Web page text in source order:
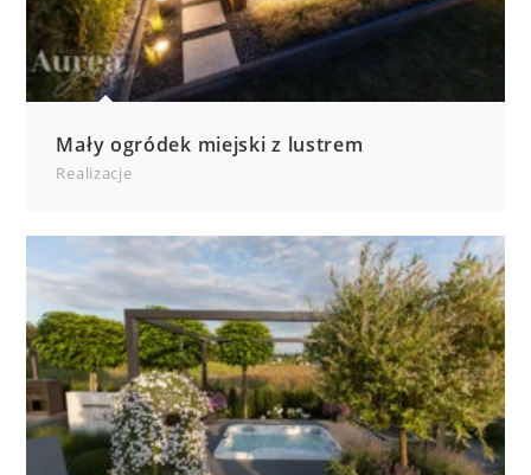
Mały ogródek miejski z lustrem
Realizacje